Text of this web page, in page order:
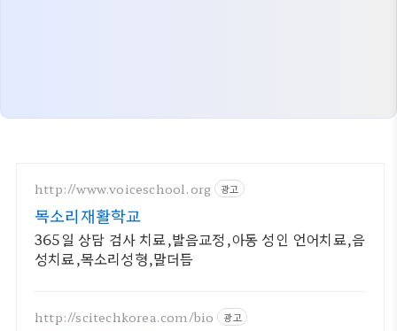
http://www.voiceschool.org 광고
목소리재활학교
365일 상담 검사 치료,발음교정,아동 성인 언어치료,음
성치료,목소리성형,말더듬
http://scitechkorea.com/bio 광고